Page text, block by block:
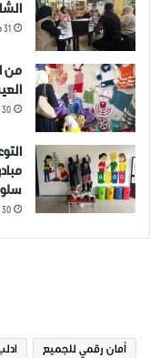
31 مارس، 2026
من
30 مارس، 2026
30 مارس، 2026
أمان رقمي للجميع